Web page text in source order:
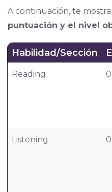
A continuación, te
puntuación y el nivel
Habilidad/Sección
Reading
Listening